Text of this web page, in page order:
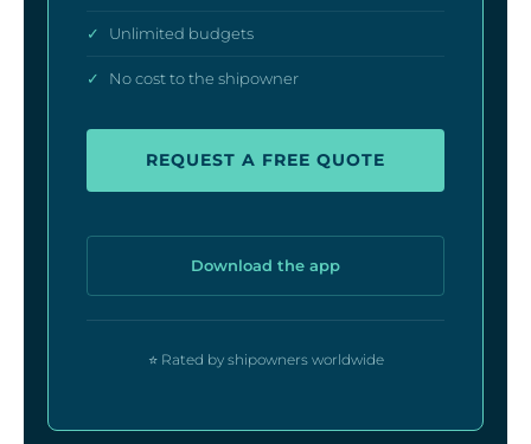
✓ Unlimited budgets
✓ No cost to the shipowner
REQUEST A FREE QUOTE
Download the app
⭐ Rated by shipowners worldwide